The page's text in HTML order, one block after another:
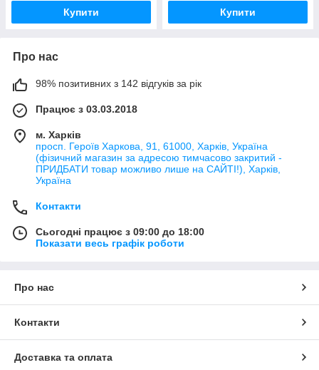
Купити Купити
Про нас
98% позитивних з 142 відгуків за рік
Працює з 03.03.2018
м. Харків
просп. Героїв Харкова, 91, 61000, Харків, Україна
(фізичний магазин за адресою тимчасово закритий -
ПРИДБАТИ товар можливо лише на САЙТІ!), Харків,
Україна
Контакти
Сьогодні працює з 09:00 до 18:00
Показати весь графік роботи
Про нас
Контакти
Доставка та оплата